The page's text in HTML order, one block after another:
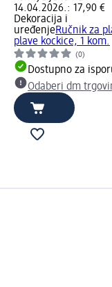
14.04.2026.: 17,90 €
Dekoracija i
uređenjeRučnik za
plave kockice, 1 kom.
(0)
Dostupno za
Odaberi dm